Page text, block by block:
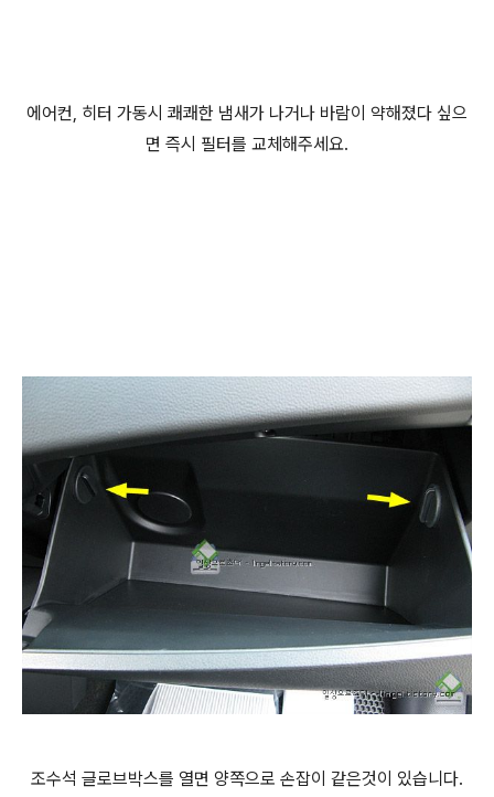
에어컨, 히터 가동시 쾌쾌한 냄새가 나거나 바람이 약해졌다 싶으
면 즉시 필터를 교체해주세요.
조수석 글로브박스를 열면 양쪽으로 손잡이 같은것이 있습니다.